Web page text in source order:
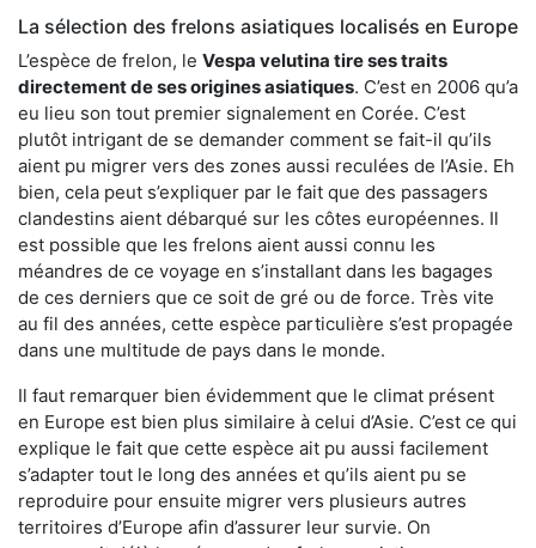
La sélection des frelons asiatiques localisés en Europe
L’espèce de frelon, le Vespa velutina tire ses traits
directement de ses origines asiatiques. C’est en 2006 qu’a
eu lieu son tout premier signalement en Corée. C’est
plutôt intrigant de se demander comment se fait-il qu’ils
aient pu migrer vers des zones aussi reculées de l’Asie. Eh
bien, cela peut s’expliquer par le fait que des passagers
clandestins aient débarqué sur les côtes européennes. Il
est possible que les frelons aient aussi connu les
méandres de ce voyage en s’installant dans les bagages
de ces derniers que ce soit de gré ou de force. Très vite
au fil des années, cette espèce particulière s’est propagée
dans une multitude de pays dans le monde.
Il faut remarquer bien évidemment que le climat présent
en Europe est bien plus similaire à celui d’Asie. C’est ce qui
explique le fait que cette espèce ait pu aussi facilement
s’adapter tout le long des années et qu’ils aient pu se
reproduire pour ensuite migrer vers plusieurs autres
territoires d’Europe afin d’assurer leur survie. On